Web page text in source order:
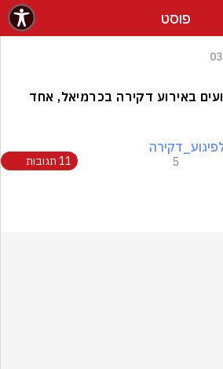
פוסט
מעדכנים: 2 פצועים באירוע דקירה בכרמיאל, אחד
5 11 תגובות